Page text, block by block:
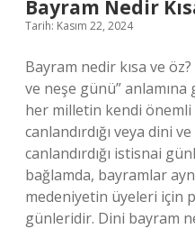
Bayram Nedir
Tarih: Kasım 22, 2024
Bayram nedir kısa ve
ve neşe günü”
her milletin kendi önemli
canlandırdığı veya dini
canlandırdığı istisnai
bağlamda, bayramlar
medeniyetin üyeleri için
günleridir. Dini bayram